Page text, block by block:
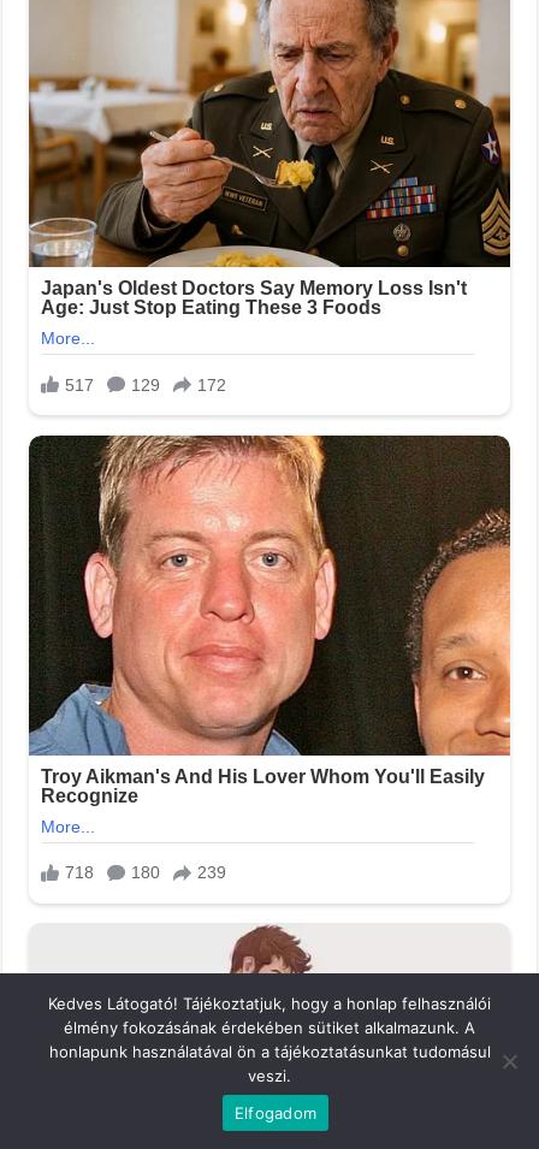
Kedves Látogató! Tájékoztatjuk, hogy a honlap felhasználói
élmény fokozásának érdekében sütiket alkalmazunk. A
honlapunk használatával ön a tájékoztatásunkat tudomásul
veszi.
Elfogadom